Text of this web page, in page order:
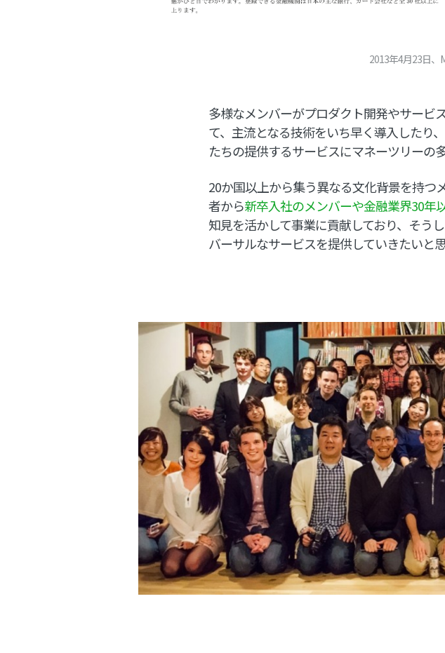
2013年4月23日
多様なメンバーがプロダクト開発やサービ
て、主流となる技術をいち早く導入したり
たちの提供するサービスにマネーツリーの
20か国以上から集う異なる文化背景を持つ
者から新卒入社のメンバーや金融業界30年
知見を活かして事業に貢献しており、そう
バーサルなサービスを提供していきたいと思